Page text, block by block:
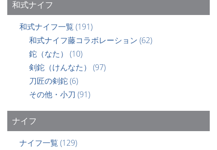
和式ナイフ
和式ナイフ一覧 (191)
和式ナイフ藤コラボレーション (62)
鉈（なた） (10)
剣鉈（けんなた） (97)
刀匠の剣鉈(6)
その他・小刀 (91)
ナイフ
ナイフ一覧 (129)